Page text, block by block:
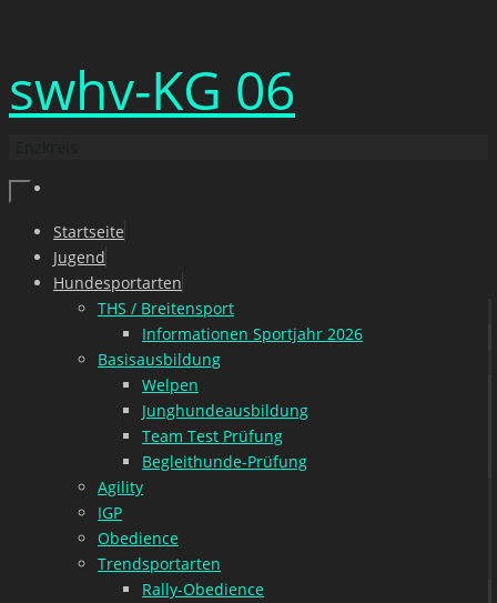
Inhalt
springen
swhv-KG 06
Zum
Inhalt
springen
Startseite
Jugend
Hundesportarten
THS / Breitensport
Informationen Sportjahr 2026
Basisausbildung
Welpen
Junghundeausbildung
Team Test Prüfung
Begleithunde-Prüfung
Agility
IGP
Obedience
Trendsportarten
Rally-Obedience